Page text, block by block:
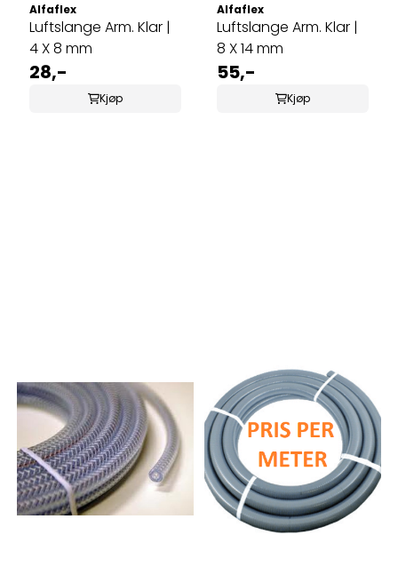
Alfaflex
Luftslange Arm. Klar |
4 X 8 mm
28,-
Kjøp
Alfaflex
Luftslange Arm. Klar |
8 X 14 mm
55,-
Kjøp